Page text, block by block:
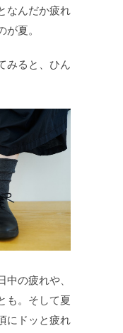
なんだか疲れ
夏。
みると、ひん
の疲れや、
も。そして夏
にドッと疲れ